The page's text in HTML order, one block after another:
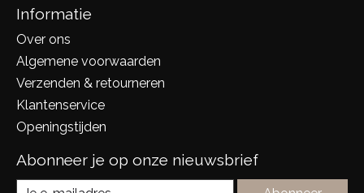
Informatie
Over ons
Algemene voorwaarden
Verzenden & retourneren
Klantenservice
Openingstijden
Abonneer je op onze nieuwsbrief